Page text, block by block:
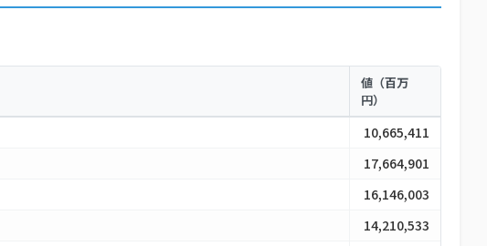
値（百万
円）
10,665,411
17,664,901
16,146,003
14,210,533